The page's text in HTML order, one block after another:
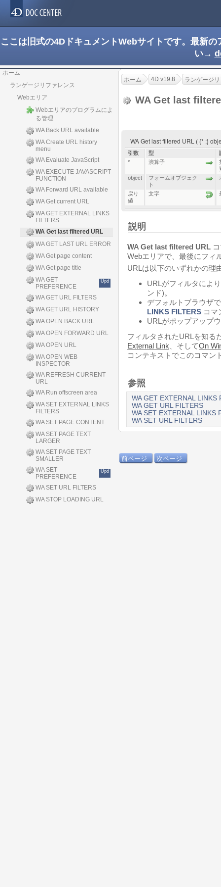
ここは旧式の4DドキュメントWebサイトです。最新
い→
ホーム
ランゲージリファレンス
Webエリア
Webエリアのプログラムによ
る管理
WA Back URL available
WA Create URL history
menu
WA Evaluate JavaScript
WA EXECUTE JAVASCRIPT
FUNCTION
WA Forward URL available
WA Get current URL
WA GET EXTERNAL LINKS
FILTERS
WA Get last filtered URL
WA GET LAST URL ERROR
WA Get page content
WA Get page title
WA GET
PREFERENCE
Upd
WA GET URL FILTERS
WA GET URL HISTORY
WA OPEN BACK URL
WA OPEN FORWARD URL
WA OPEN URL
WA OPEN WEB
INSPECTOR
WA REFRESH CURRENT
URL
WA Run offscreen area
WA SET EXTERNAL LINKS
FILTERS
WA SET PAGE CONTENT
WA SET PAGE TEXT
LARGER
WA SET PAGE TEXT
SMALLER
WA SET
PREFERENCE
Upd
WA SET URL FILTERS
WA STOP LOADING URL
ホーム 4D v19.8 ランゲージ
WA Get last
WA Get last filtered URL ( {* ;}
引数 型
*
演算子
object
フォームオブジェク
ト
戻り
値
文字
説明
WA Get last filtered URL
Webエリアで、最後にフィ
URLは以下のいずれかの理
URLがフィルタによ
ンド)。
デフォルトブラウザ
LINKS FILTERS コマ
URLがポップアップ
フィルタされたURLを知る
External Link、そしてOn
コンテキストでこのコマン
参照
WA GET EXTERNAL LINKS
WA GET URL FILTERS
WA SET EXTERNAL LINKS
WA SET URL FILTERS
前ページ 次ページ